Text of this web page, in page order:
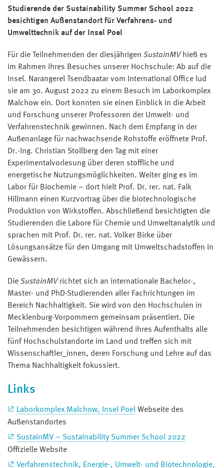
Studierende der Sustainability Summer School 2022
besichtigen Außenstandort für Verfahrens- und
Umwelttechnik auf der Insel Poel
Für die Teilnehmenden der diesjährigen SustainMVhieß es
im Rahmen ihres Besuches unserer Hochschule: Ab auf die
Insel. Narangerel Tsendbaatar vom International Office lud
sie am 30. August 2022 zu einem Besuch im Laborkomplex
Malchow ein. Dort konnten sie einen Einblick in die Arbeit
und Forschung unserer Professoren der Umwelt- und
Verfahrenstechnik gewinnen. Nach dem Empfang in der
Außen­anlage für nachwachsende Rohstoffe eröffnete Prof.
Dr.-Ing. Christian Stollberg den Tag mit einer
Experimentalvorlesung über deren stoffliche und
energetische Nutzungsmöglichkeiten. Weiter ging es im
Labor für Biochemie – dort hielt Prof. Dr. rer. nat. Falk
Hillmann einen Kurzvortrag über die biotechnologische
Produktion von Wirkstoffen. Abschließend besichtigten die
Studierenden die Labore für Chemie und Umweltanalytik und
sprachen mit Prof. Dr. rer. nat. Volker Birke über
Lösungsansätze für den Umgang mit Umweltschadstoffen in
Gewässern.
Die SustainMV richtet sich an internationale Bachelor-,
Master- und PhD-Studierenden aller Fachrichtungen im
Bereich Nachhaltigkeit. Sie wird von den Hochschulen in
Mecklenburg-Vorpommern gemeinsam präsentiert. Die
Teilnehmenden besichtigen während ihres Aufenthalts alle
fünf Hochschulstandorte im Land und treffen sich mit
Wissenschaftler_innen, deren Forschung und Lehre auf das
Thema Nachhaltigkeit fokussiert.
Links
Laborkomplex Malchow, Insel Poel Webseite des
Außenstandortes
SustainMV – Sustainability Summer School 2022
Offizielle Website
Verfahrenstechnik, Energie-, Umwelt- und Biotechnologie,